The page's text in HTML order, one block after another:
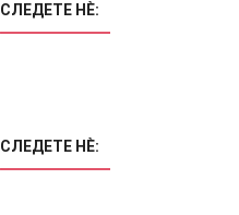
СЛЕДЕТЕ НÈ:
СЛЕДЕТЕ НÈ: